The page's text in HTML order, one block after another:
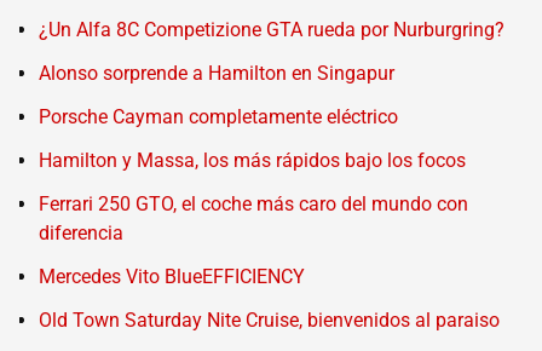
¿Un Alfa 8C Competizione GTA rueda por Nurburgring?
Alonso sorprende a Hamilton en Singapur
Porsche Cayman completamente eléctrico
Hamilton y Massa, los más rápidos bajo los focos
Ferrari 250 GTO, el coche más caro del mundo con
diferencia
Mercedes Vito BlueEFFICIENCY
Old Town Saturday Nite Cruise, bienvenidos al paraiso